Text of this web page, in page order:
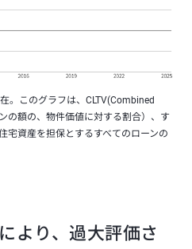
。このグラフは、CLTV(Combined
の額の、物件価値に対する割合）、す
宅資産を担保とするすべてのローンの
より、過大評価さ